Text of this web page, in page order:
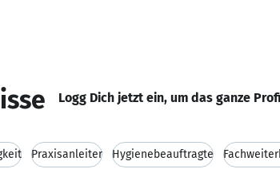
Logg Dich jetzt ein, um das ganze
Praxisanleiter Hygienebeauftragte